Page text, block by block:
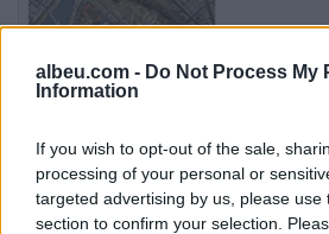
albeu.com - Do Not Process My
Information
If you wish to opt-out of the sale,
processing of your personal or
targeted advertising by us, please use
section to confirm your selection.
Situata
IA-së